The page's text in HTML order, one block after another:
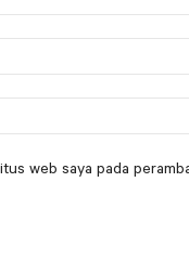
web saya pada